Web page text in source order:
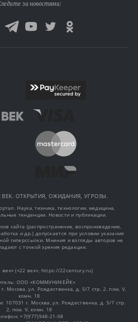
за новостями:
ВЕК. ОТКРЫТИЯ, ОЖИДАНИЯ, УГРОЗЫ.
Наука, техника, технологии, медицина,
тенденции. Новости и публикации.
сайта (распространение, воспроизведение,
и др.) допускается при условии указания
гиперссылки. Мнения и взгляды авторов не
с точкой зрения редакции.
век» («22 век», https://22century.ru)
OOO «КОММУНИКЕЙК»
Москва, ул. Рождественка, д. 5/7 стр. 2, пом. V,
комн. 18
107031 г. Москва, ул. Рождественка, д. 5/7 стр.
2, пом. V, комн. 18
+7(977)948-21-08